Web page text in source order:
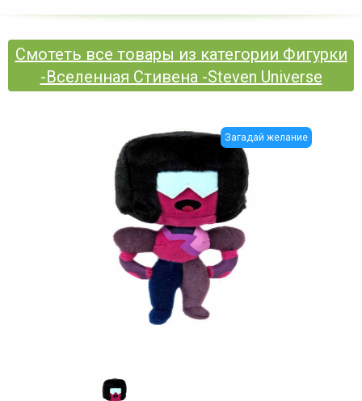
Смотеть все товары из категории Фигурки
-Вселенная Стивена -Steven Universe
Загадай желание